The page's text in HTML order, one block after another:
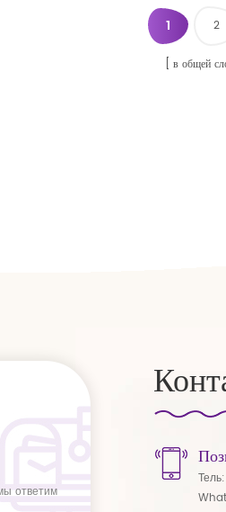
1 2
в общей
ответим
Тель: